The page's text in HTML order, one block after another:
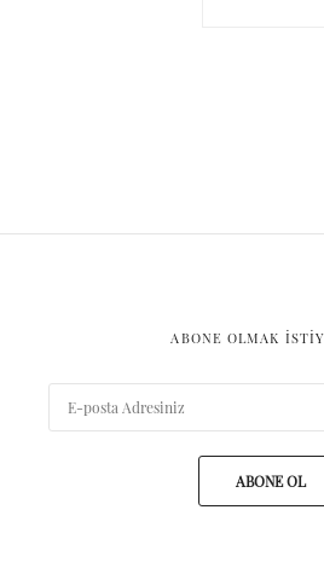
ABONE OLMAK
ABONE OL